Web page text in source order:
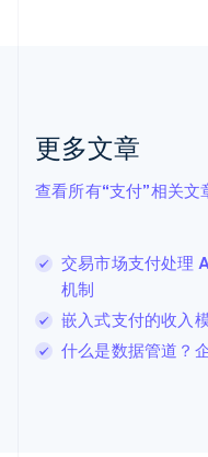
更多文章
查看所有“支付”相关文
交易市场支付处理
机制
嵌入式支付的收入
什么是数据管道？
English Italiano
拉脱维亚
立陶宛
DeutschEnglish
卢森堡
罗马尼亚
English